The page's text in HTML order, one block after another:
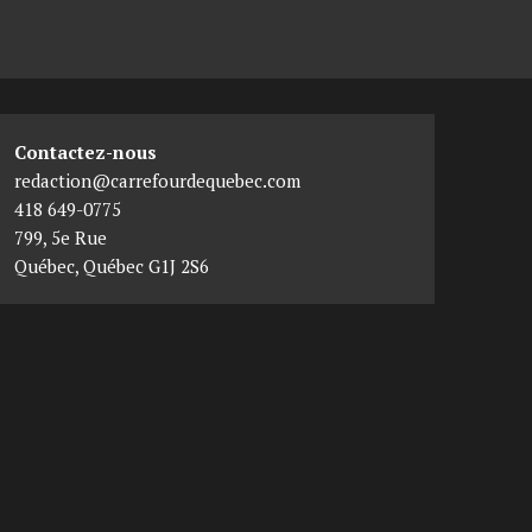
Contactez-nous
redaction@carrefourdequebec.com
418 649-0775
799, 5e Rue
Québec,Québec G1J 2S6